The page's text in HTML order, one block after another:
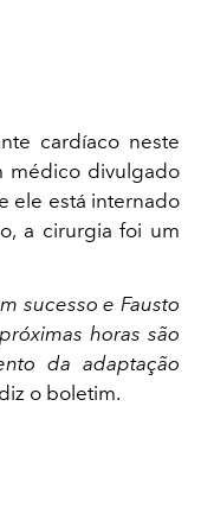
cardíaco neste
médico divulgado
ele está internado
a cirurgia foi um
sucesso e Fausto
horas são
da adaptação
o boletim.